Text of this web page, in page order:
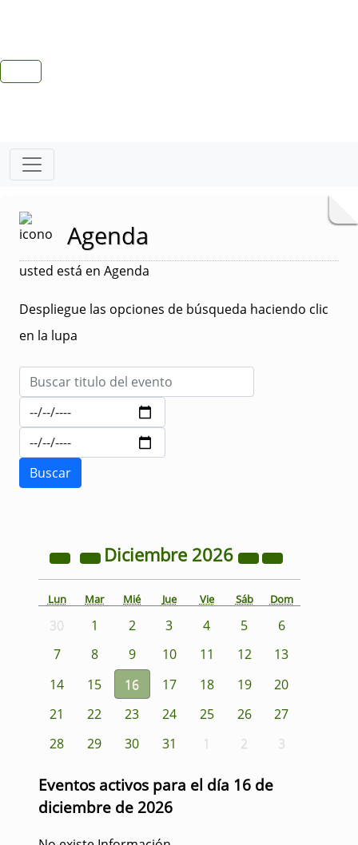
Agenda
usted está en Agenda
Despliegue las opciones de búsqueda haciendo clic
en la lupa
Diciembre 2026
Lun Mar Mié Jue Vie Sáb Dom
30 1 2 3 4 5
6
7
8 9 10 11 12
13
14
15 16 17 18 19
20
21
22 23 24 25 26
27
28
29 30 31 1 2 3
Eventos activos para el día 16 de
diciembre de 2026